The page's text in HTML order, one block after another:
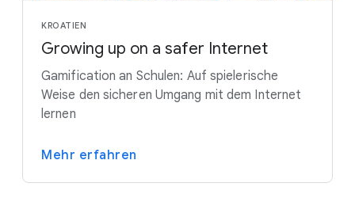
KROATIEN
Growing up on a safer Internet
Gamification an Schulen: Auf spielerische
Weise den sicheren Umgang mit dem Internet
lernen
Mehr erfahren